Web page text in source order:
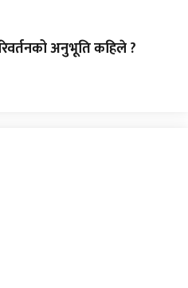
अनुभूति कहिले ?